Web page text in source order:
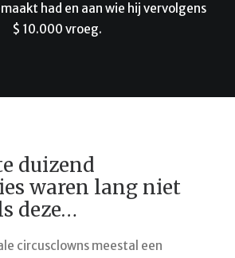
had en aan wie hij vervolgens
$ 10.000 vroeg.
duizend
waren lang niet
deze…
circusclowns meestal een